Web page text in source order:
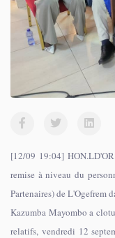
[12/09 19:04]
remise à niveau du
Partenaires) de L'Ogefrem
Kazumba Mayombo a
relatifs, vendredi 12